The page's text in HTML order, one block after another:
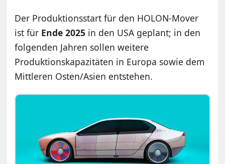
Der Produktionsstart für den HOLON-Mover
ist für Ende 2025 in den USA geplant; in den
folgenden Jahren sollen weitere
Produktionskapazitäten in Europa sowie dem
Mittleren Osten/Asien entstehen.